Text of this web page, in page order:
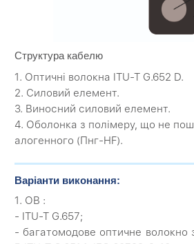
Структура кабелю
1. Оптичні волокна ITU-T G.652 D.
2. Силовий елемент.
3. Виносний силовий елемент.
4. Оболонка з полімеру, що не
алогенного (Пнг-HF).
Варіанти виконання:
1. ОВ :
- ITU-T G.657;
- багатомодове оптичне волокно